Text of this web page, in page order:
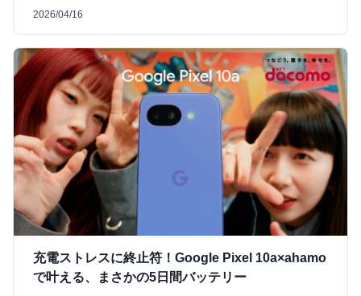
2026/04/16
充電ストレスに終止符！Google Pixel 10a×ahamo
で叶える、まさかの5日間バッテリー